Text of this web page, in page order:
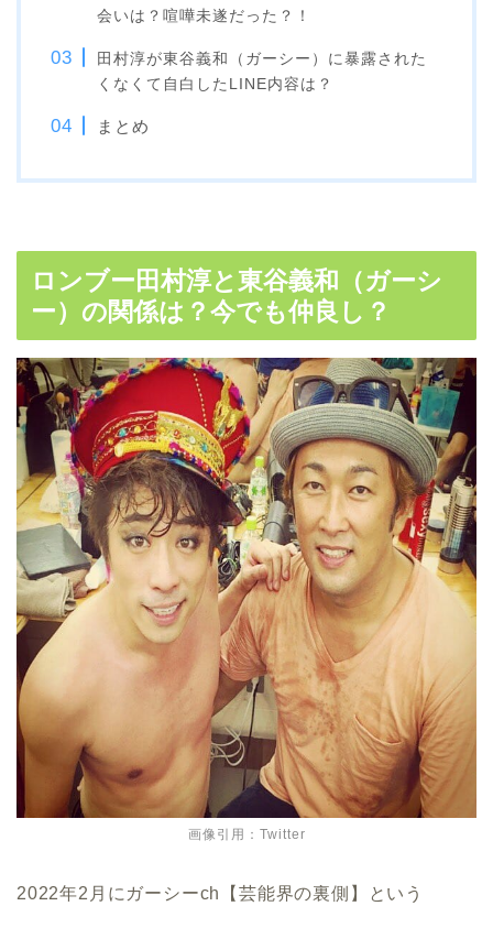
会いは？喧嘩未遂だった？！
田村淳が東谷義和（ガーシー）に暴露された
くなくて自白したLINE内容は？
まとめ
ロンブー田村淳と東谷義和（ガーシ
ー）の関係は？今でも仲良し？
画像引用：Twitter
2022年2月にガーシーch【芸能界の裏側】という